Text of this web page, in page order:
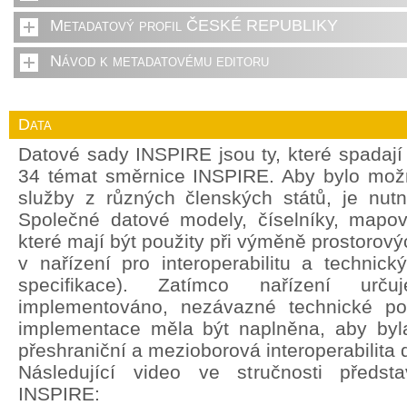
Metadatový profil ČESKÉ REPUBLIKY
Návod k metadatovému editoru
Data
Datové sady INSPIRE jsou ty, které
34 témat směrnice INSPIRE. Aby bylo
služby z různých členských států, je
Společné datové modely, číselníky,
které mají být použity při výměně
v nařízení pro interoperabilitu a
specifikace). Zatímco nařízení
implementováno, nezávazné technické
implementace měla být naplněna, aby
přeshraniční a mezioborová interoperabilita
Následující video ve stručnosti
INSPIRE: